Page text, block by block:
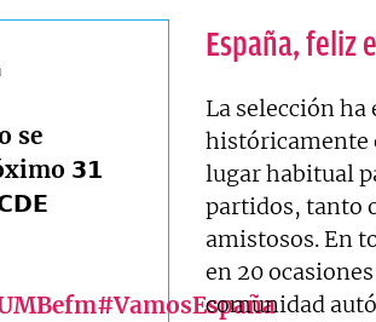
se
𝟯𝟭
#VamosEspaña
España, feliz
La selección
históricamente
lugar habitual
partidos, tanto
amistosos. En
en 20
comunidad